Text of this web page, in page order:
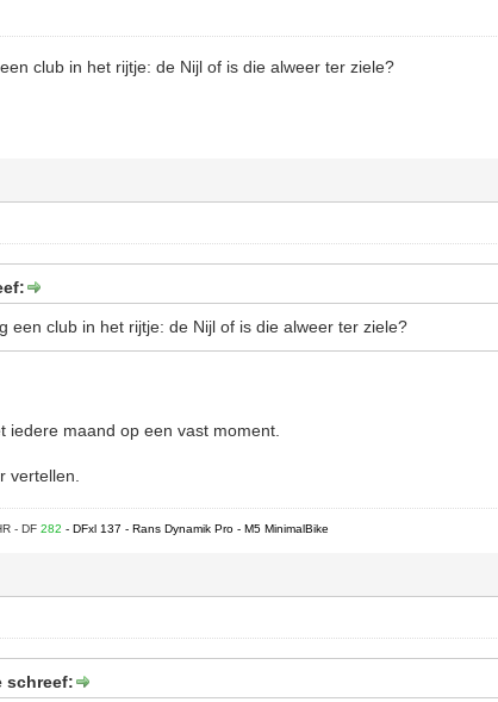
club in het rijtje: de Nijl of is die alweer ter ziele?
een club in het rijtje: de Nijl of is die alweer ter ziele?
iedere maand op een vast moment.
vertellen.
- DF282- DFxl 137 - Rans Dynamik Pro - M5 MinimalBike
schreef: